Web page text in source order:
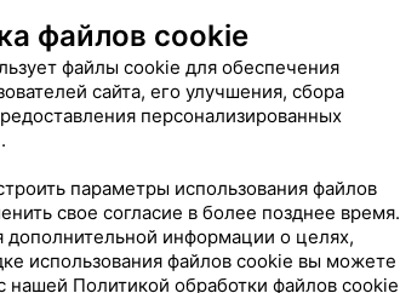
файлов cookie
файлы cookie для обеспечения
сайта, его улучшения, сбора
персонализированных
параметры использования файлов
свое согласие в более позднее время.
дополнительной информации о целях,
использования файлов cookie вы можете
нашей Политикой обработки файлов cookie